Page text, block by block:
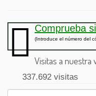
Comprueba
(Introduce el número del
Visitas a nuestra
337.692 visitas